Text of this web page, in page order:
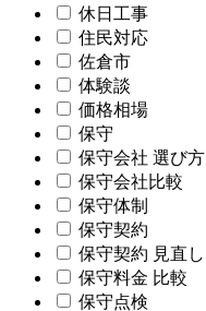
休日工事
住民対応
佐倉市
体験談
価格相場
保守
保守会社 選び方
保守会社比較
保守体制
保守契約
保守契約 見直し
保守料金 比較
保守点検